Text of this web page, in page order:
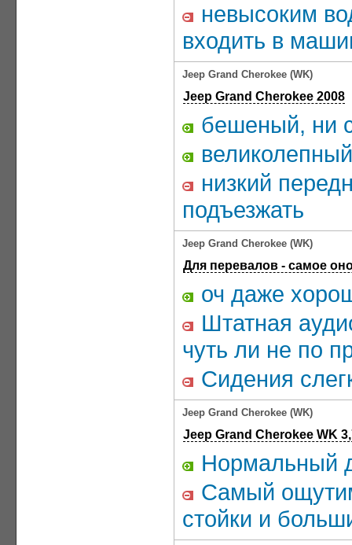
невысоким
входить в
Jeep Grand Cherokee (WK)
Jeep Grand Cherokee 2008
бешеный, ни
низкий
подъезжать
Jeep Grand Cherokee (WK)
Для перевалов - самое
оч даже
Штатная
чуть ли не по
Сидения
Jeep Grand Cherokee (WK)
Jeep Grand Cherokee WK
Нормальный
Самый
стойки и